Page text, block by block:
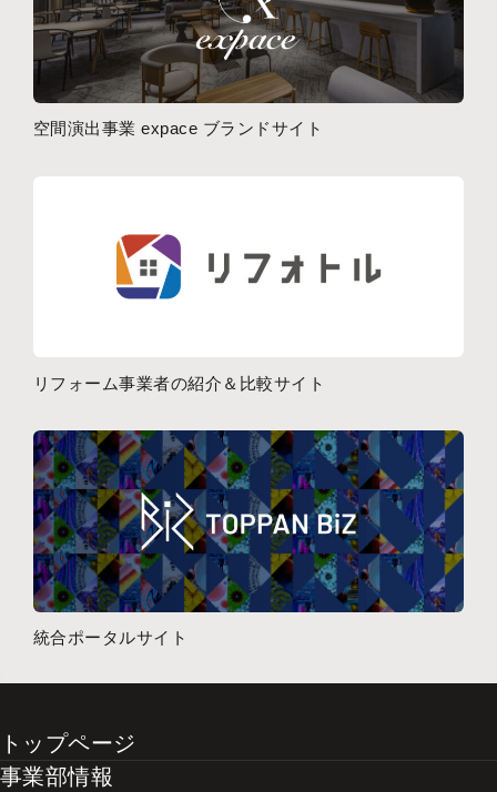
空間演出事業 expace ブランドサイト
リフォーム事業者の紹介＆比較サイト
統合ポータルサイト
トップページ
事業部情報